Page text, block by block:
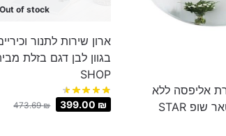
אליפסה ללא
מסגרת מבית סטאר שופ STAR
Out of stock
ארון שירות לתנור
SHOP
473.69₪ 399.00 ₪